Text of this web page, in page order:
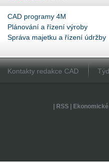
CAD programy 4M
Plánování a řízení výroby
Správa majetku a řízení údržby
Kontakty redakce CAD
RSS|